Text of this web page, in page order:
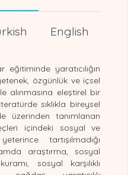
English
yaratıcılığın
özgünlük ve içsel
alınmasına eleştirel bir
sıklıkla bireysel
üzerinden tanımlanan
içindeki sosyal ve
tartışılmadığı
araştırma, sosyal
sosyal karşılıklı